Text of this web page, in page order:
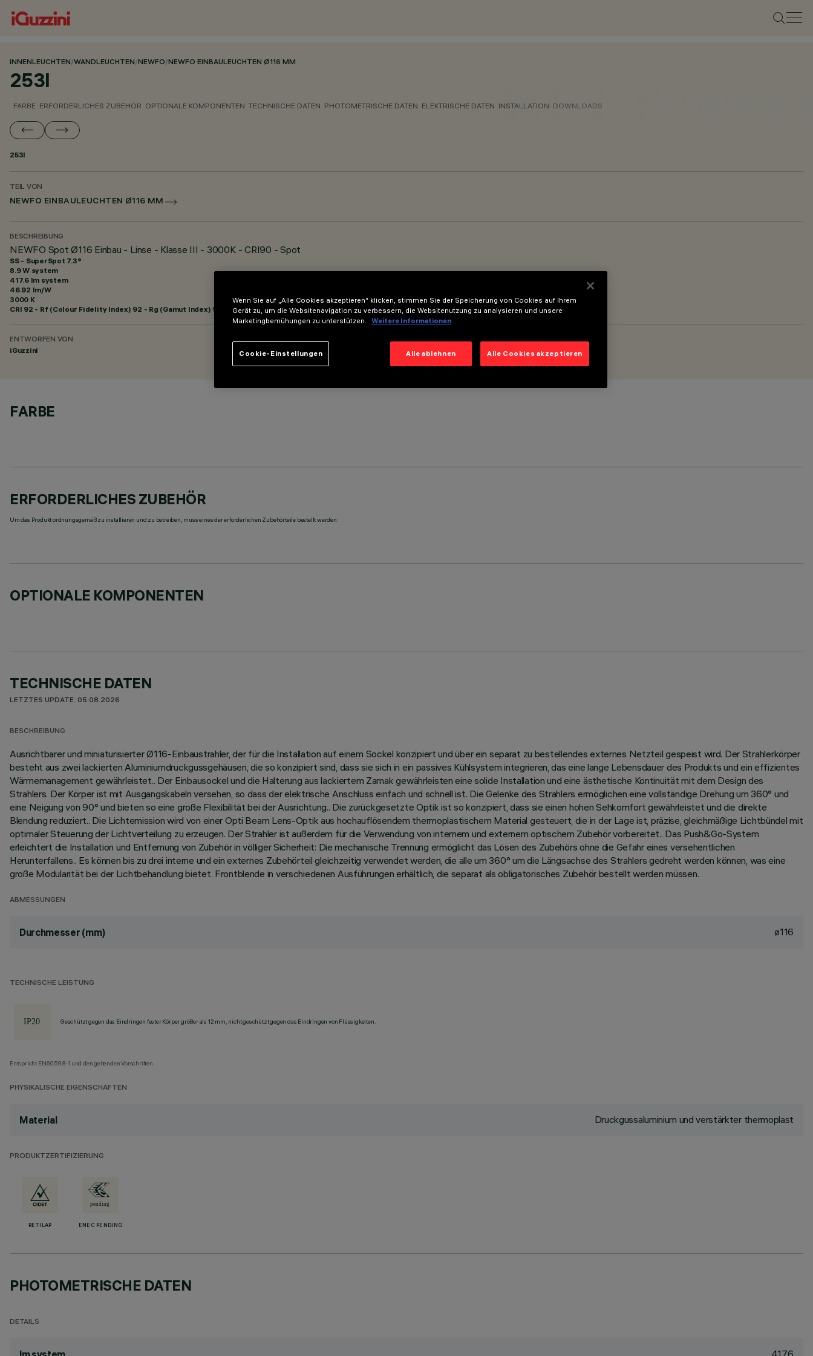
INNENLEUCHTEN/WANDLEUCHTEN/NEWFO/NEWFO EINBAULEUCHTEN Ø116 MM
253I
FARBE ERFORDERLICHES ZUBEHÖR OPTIONALE KOMPONENTEN TECHNISCHE DATEN PHOTOMETRISCHE DATEN ELEKTRISCHE DATEN INSTALLATION DOWNLOADS
253I
TEIL VON
NEWFO EINBAULEUCHTEN Ø116 MM
BESCHREIBUNG
NEWFO Spot Ø116 Einbau - Linse - Klasse III - 3000K - CRI90 - Spot
SS - SuperSpot 7.3°
8.9 W system
417.6 lm system
46.92 lm/W
3000 K
CRI 92 - Rf (Colour Fidelity Index) 92 - Rg (Gamut Index) 99
ENTWORFEN VON
iGuzzini
FARBE
ERFORDERLICHES ZUBEHÖR
Um das Produkt ordnungsgemäß zu installieren und zu betreiben, muss eines der erforderlichen Zubehörteile bestellt werden:
OPTIONALE KOMPONENTEN
TECHNISCHE DATEN
LETZTES UPDATE: 05.08.2026
BESCHREIBUNG
Ausrichtbarer und miniaturisierter Ø116-Einbaustrahler, der für die Installation auf einem Sockel konzipiert und über ein separat zu bestellendes externes Netzteil gespeist wird. Der Strahlerkörper
besteht aus zwei lackierten Aluminiumdruckgussgehäusen, die so konzipiert sind, dass sie sich in ein passives Kühlsystem integrieren, das eine lange Lebensdauer des Produkts und ein effizientes
Wärmemanagement gewährleistet.. Der Einbausockel und die Halterung aus lackiertem Zamak gewährleisten eine solide Installation und eine ästhetische Kontinuität mit dem Design des
Strahlers. Der Körper ist mit Ausgangskabeln versehen, so dass der elektrische Anschluss einfach und schnell ist. Die Gelenke des Strahlers ermöglichen eine vollständige Drehung um 360° und
eine Neigung von 90° und bieten so eine große Flexibilität bei der Ausrichtung.. Die zurückgesetzte Optik ist so konzipiert, dass sie einen hohen Sehkomfort gewährleistet und die direkte
Blendung reduziert.. Die Lichtemission wird von einer Opti Beam Lens-Optik aus hochauflösendem thermoplastischem Material gesteuert, die in der Lage ist, präzise, gleichmäßige Lichtbündel mit
optimaler Steuerung der Lichtverteilung zu erzeugen. Der Strahler ist außerdem für die Verwendung von internem und externem optischem Zubehör vorbereitet.. Das Push&Go-System
erleichtert die Installation und Entfernung von Zubehör in völliger Sicherheit: Die mechanische Trennung ermöglicht das Lösen des Zubehörs ohne die Gefahr eines versehentlichen
Herunterfallens.. Es können bis zu drei interne und ein externes Zubehörteil gleichzeitig verwendet werden, die alle um 360° um die Längsachse des Strahlers gedreht werden können, was eine
große Modularität bei der Lichtbehandlung bietet. Frontblende in verschiedenen Ausführungen erhältlich, die separat als obligatorisches Zubehör bestellt werden müssen.
ABMESSUNGEN
Durchmesser (mm) ø116
TECHNISCHE LEISTUNG
Geschützt gegen das Eindringen fester Körper größer als 12 mm, nicht geschützt gegen das Eindringen von Flüssigkeiten.
Entspricht EN60598-1 und den geltenden Vorschriften.
PHYSIKALISCHE EIGENSCHAFTEN
Material Druckgussaluminium und verstärkter thermoplast
PRODUKTZERTIFIZIERUNG
RETILAP ENEC PENDING
PHOTOMETRISCHE DATEN
DETAILS
417.6
Wenn Sie auf „Alle Cookies akzeptieren“ klicken, stimmen Sie der Speicherung von Cookies auf Ihrem
Gerät zu, um die Websitenavigation zu verbessern, die Websitenutzung zu analysieren und unsere
Marketingbemühungen zu unterstützen.
Weitere Informationen
Alle ablehnen Alle Cookies akzeptieren
Cookie-Einstellungen